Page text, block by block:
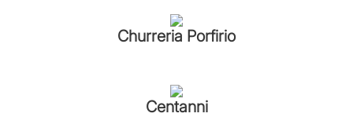
Churreria Porfirio
Centanni